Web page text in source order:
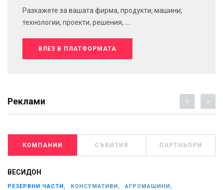
Разкажете за вашата фирма, продукти, машини,
технологии, проекти, решения, ...
ВЛЕЗ В ПЛАТФОРМАТА
Реклами
КОМПАНИИ СЪБИТИЯ ПАРТНЬОРИ
ВЕСИДОН
РЕЗЕРВНИ ЧАСТИ, КОНСУМАТИВИ, АГРОМАШИНИ,